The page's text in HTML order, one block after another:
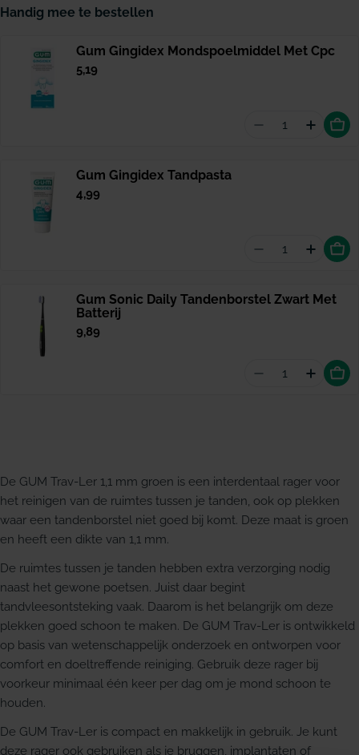
Handig mee te bestellen
Gum Gingidex Mondspoelmiddel Met Cpc
Normale
5,19
Aantal
Gum Gingidex Tandpasta
Normale
4,99
Aantal
Gum Sonic Daily Tandenborstel Zwart Met
Batterij
Normale
9,89
Aantal
De GUM Trav-Ler 1,1 mm groen is een interdentaal rager voor
het reinigen van de ruimtes tussen je tanden, ook op plekken
waar een tandenborstel niet goed bij komt. Deze maat is groen
en heeft een dikte van 1,1 mm.
De ruimtes tussen je tanden hebben extra verzorging nodig
naast het gewone poetsen. Juist daar begint
tandvleesontsteking vaak. Daarom is het belangrijk om deze
plekken goed schoon te maken. De GUM Trav-Ler is ontwikkeld
op basis van wetenschappelijk onderzoek en ontworpen voor
comfort en doeltreffende reiniging. Gebruik deze rager bij
voorkeur minimaal één keer per dag om je mond schoon te
houden.
De GUM Trav-Ler is compact en makkelijk in gebruik. Je kunt
deze rager ook gebruiken als je bruggen, implantaten of